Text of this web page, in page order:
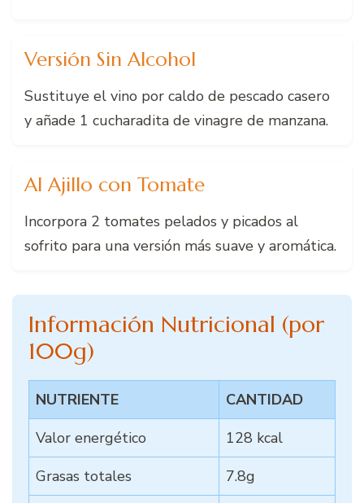
Versión Sin Alcohol
Sustituye el vino por caldo de pescado casero
y añade 1 cucharadita de vinagre de manzana.
Al Ajillo con Tomate
Incorpora 2 tomates pelados y picados al
sofrito para una versión más suave y aromática.
Información Nutricional (por
100g)
NUTRIENTE
CANTIDAD
Valor energético
128 kcal
Grasas totales
7.8g